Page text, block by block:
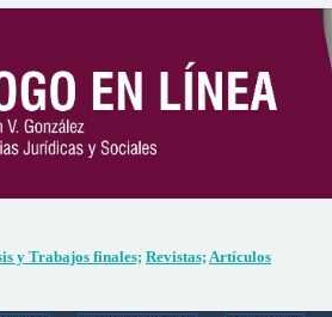
y Trabajos finales; Revistas;Artículos